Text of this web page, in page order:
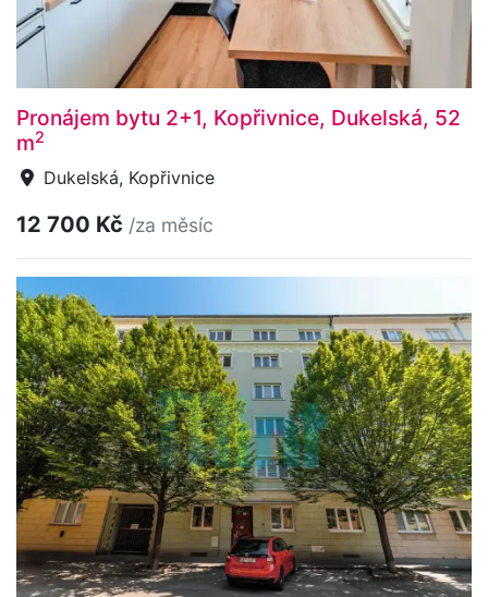
Pronájem bytu 2+1, Kopřivnice, Dukelská, 52
m2
Dukelská, Kopřivnice
12 700 Kč /za měsíc